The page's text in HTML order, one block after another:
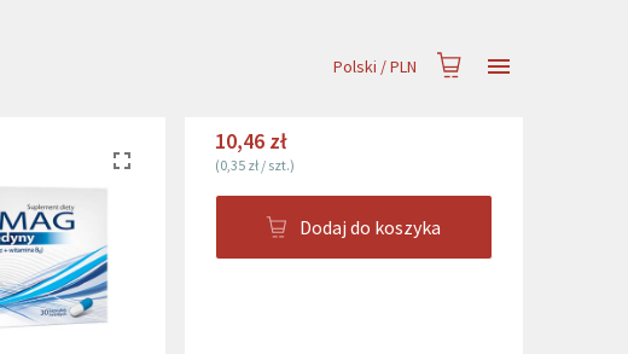
Polski /PLN
10,46 zł
(0,35 zł/ szt.)
Dodaj do koszyka